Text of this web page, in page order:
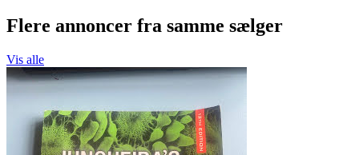
Flere annoncer fra samme sælger
Vis alle